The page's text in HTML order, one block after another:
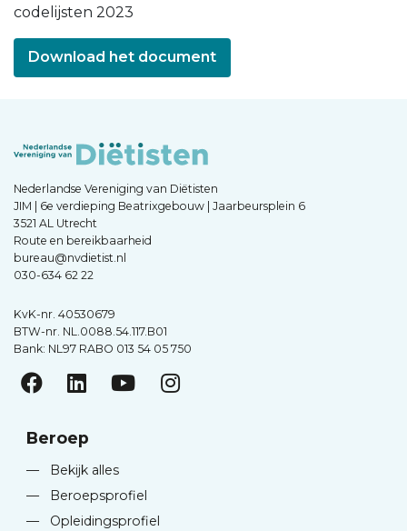
codelijsten 2023
Download het document
Nederlandse Vereniging van Diëtisten
JIM | 6e verdieping Beatrixgebouw | Jaarbeursplein 6
3521 AL Utrecht
Route en bereikbaarheid
bureau@nvdietist.nl
030-634 62 22
KvK-nr. 40530679
BTW-nr. NL.0088.54.117.B01
Bank: NL97 RABO 013 54 05 750
Beroep
—
Bekijk alles
—
Beroepsprofiel
—
Opleidingsprofiel